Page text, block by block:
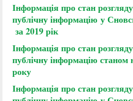
Інформація про стан
публічну інформацію у
за 2019 рік
Інформація про стан
публічну інформацію станом
року
Інформація про стан